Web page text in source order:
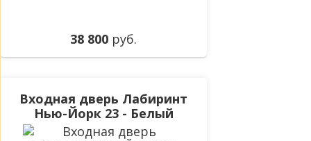
38 800 руб.
Входная дверь Лабиринт
Нью-Йорк 23 - Белый
софт